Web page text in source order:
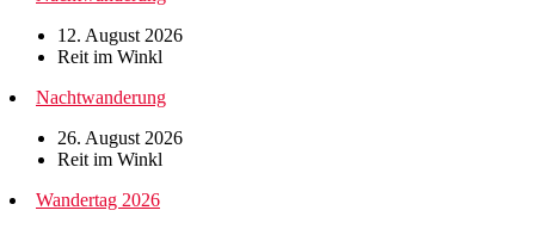
12. August 2026
Reit im Winkl
Nachtwanderung
26. August 2026
Reit im Winkl
Wandertag 2026